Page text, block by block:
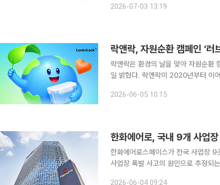
품 가격을 t(톤)당 최대 20만원 인하
2026-07-03 13:19
락앤락, 자원순환 캠페인 ‘러
락앤락은 환경의 날을 맞아 자원순
일 밝혔다. 락앤락이 2020년부터 이어온 ‘러브 포 플래닛’은 오래된 플라스틱 밀폐용기를 수거해
2026-06-05 10:15
한화에어로, 국내 9개 사업
한화에어로스페이스가 전국 사업장
사업장 폭발 사고의 원인으로 추정되
2026-06-04 09:24